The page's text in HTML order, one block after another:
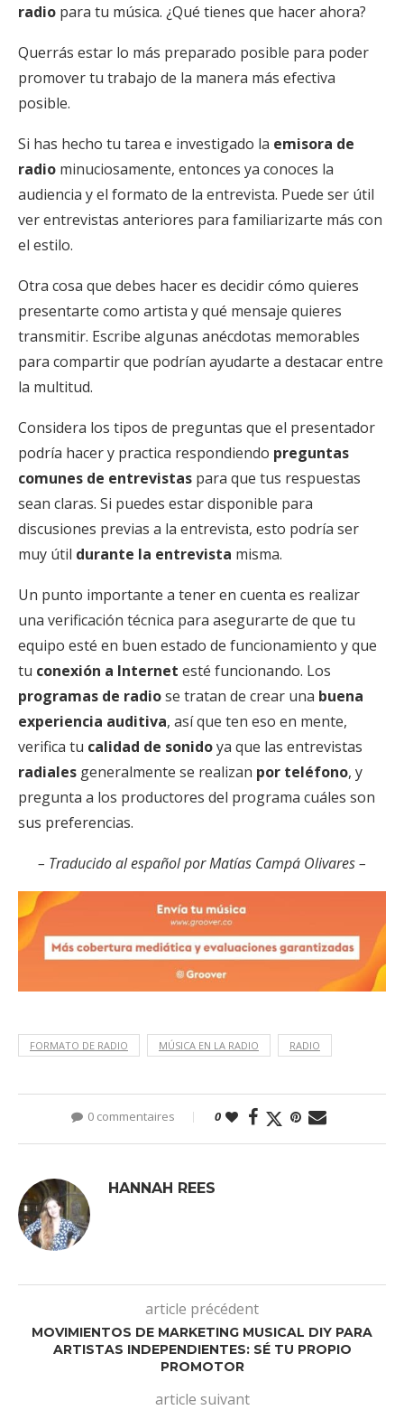
radio para tu música. ¿Qué tienes que hacer ahora?
Querrás estar lo más preparado posible para poder
promover tu trabajo de la manera más efectiva
posible.
Si has hecho tu tarea e investigado la emisora de
radio minuciosamente, entonces ya conoces la
audiencia y el formato de la entrevista. Puede ser útil
ver entrevistas anteriores para familiarizarte más con
el estilo.
Otra cosa que debes hacer es decidir cómo quieres
presentarte como artista y qué mensaje quieres
transmitir. Escribe algunas anécdotas memorables
para compartir que podrían ayudarte a destacar entre
la multitud.
Considera los tipos de preguntas que el presentador
podría hacer y practica respondiendo preguntas
comunes de entrevistas para que tus respuestas
sean claras. Si puedes estar disponible para
discusiones previas a la entrevista, esto podría ser
muy útil durante la entrevista misma.
Un punto importante a tener en cuenta es realizar
una verificación técnica para asegurarte de que tu
equipo esté en buen estado de funcionamiento y que
tu conexión a Internet esté funcionando. Los
programas de radiose tratan de crear una buena
experiencia auditiva, así que ten eso en mente,
verifica tu calidad de sonidoya que las entrevistas
radiales generalmente se realizan por teléfono, y
pregunta a los productores del programa cuáles son
sus preferencias.
– Traducido al español por Matías Campá Olivares –
FORMATO DE RADIO MÚSICA EN LA RADIO RADIO
0 commentaires 0
HANNAH REES
article précédent
MOVIMIENTOS DE MARKETING MUSICAL DIY PARA
ARTISTAS INDEPENDIENTES: SÉ TU PROPIO
PROMOTOR
article suivant